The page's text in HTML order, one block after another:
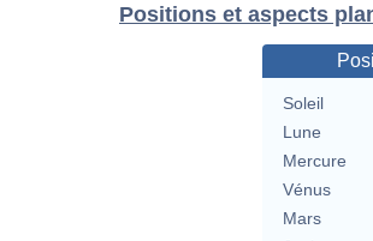
Positions et aspects
Soleil
Lune
Mercure
Vénus
Mars